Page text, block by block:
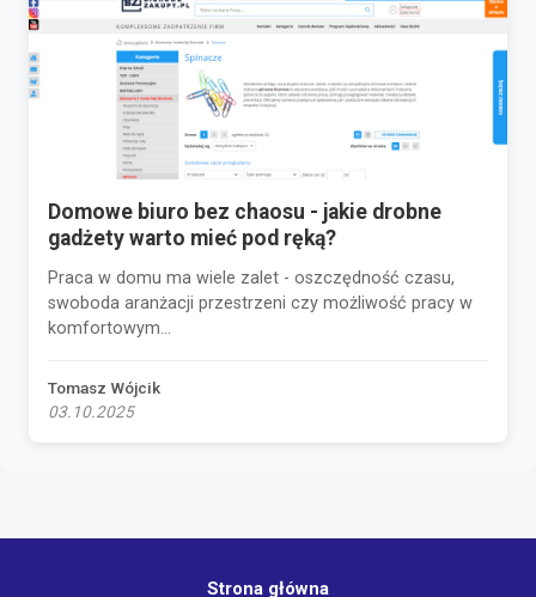
Domowe biuro bez chaosu - jakie drobne
gadżety warto mieć pod ręką?
Praca w domu ma wiele zalet - oszczędność czasu,
swoboda aranżacji przestrzeni czy możliwość pracy w
komfortowym...
Tomasz Wójcik
03.10.2025
Strona główna